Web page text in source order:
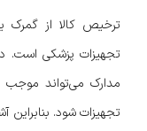
ترخیص کالا از گمرک
تجهیزات پزشکی است.
مدارک می‌تواند موجب
تجهیزات شود. بنابراین